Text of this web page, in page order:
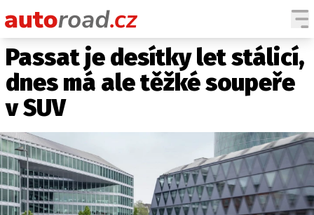
AUTA
TESTY AUT
HISTORIE
ZAJÍMAVOSTI
TECHNIKA
Passat je desítky let stálicí,
dnes má ale těžké soupeře
v SUV